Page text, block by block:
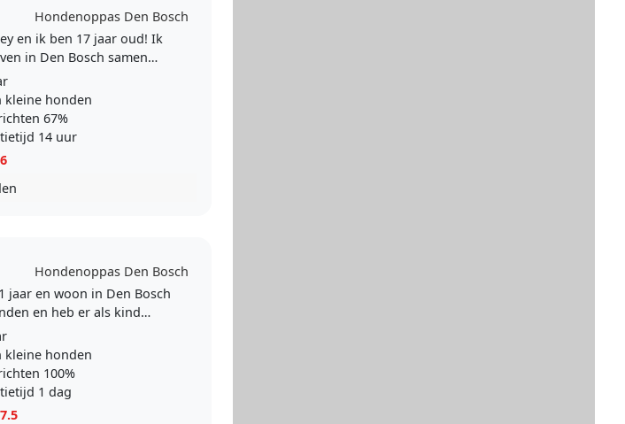
Hondenoppas Den Bosch
en ik ben 17 jaar oud! Ik
in Den Bosch samen
(mijn poes van 1 jaar
kleine honden
67%
14 uur
Hondenoppas Den Bosch
jaar en woon in Den Bosch
en heb er als kind
jaren pas ik..
kleine honden
100%
1 dag